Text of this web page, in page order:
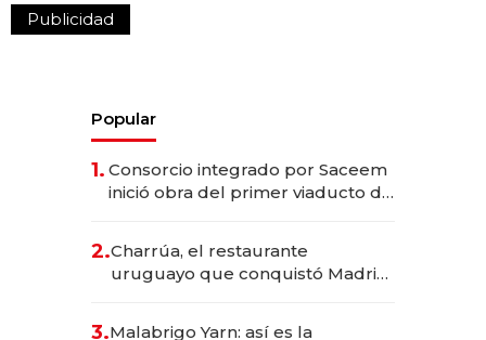
Publicidad
Popular
1. Consorcio integrado por Saceem
inició obra del primer viaducto de
millones
2.Charrúa, el restaurante
uruguayo que conquistó Madrid:
3.Malabrigo Yarn: así es la